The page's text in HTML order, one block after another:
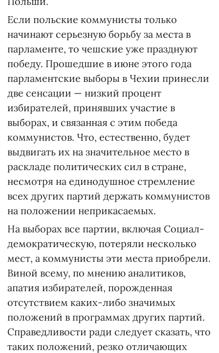
Если польские коммунисты только
начинают серьезную борьбу за места в
парламенте, то чешские уже празднуют
победу. Прошедшие в июне этого года
парламентские выборы в Чехии принесли
две сенсации — низкий процент
избирателей, принявших участие в
выборах, и связанная с этим победа
коммунистов. Что, естественно, будет
выдвигать их на значительное место в
раскладе политических сил в стране,
несмотря на единодушное стремление
всех других партий держать коммунистов
на положении неприкасаемых.
На выборах все партии, включая Социал-
демократическую, потеряли несколько
мест, а коммунисты эти места приобрели.
Виной всему, по мнению аналитиков,
апатия избирателей, порожденная
отсутствием каких-либо значимых
положений в программах других партий.
Справедливости ради следует сказать, что
таких положений, резко отличающих